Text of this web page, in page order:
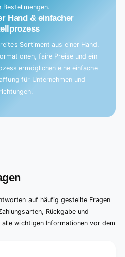
Bestellmengen.
Hand & einfacher
Sortiment aus einer Hand.
faire Preise und ein
ermöglichen eine einfache
für Unternehmen und
auf häufig gestellte Fragen
Rückgabe und
alle wichtigen Informationen vor dem